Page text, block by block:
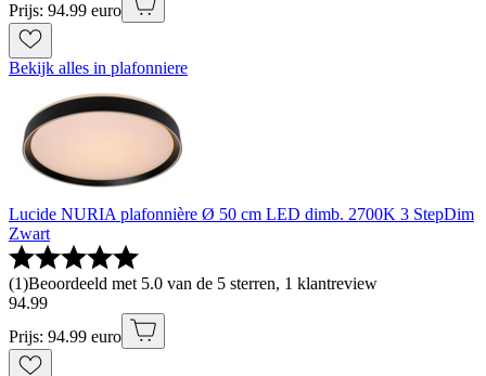
Prijs: 94.99 euro
Bekijk alles in plafonniere
Lucide NURIA plafonnière Ø 50 cm LED dimb. 2700K 3 StepDim
Zwart
(1)Beoordeeld met 5.0 van de 5 sterren, 1 klantreview
94.99
Prijs: 94.99 euro